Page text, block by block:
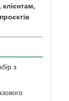
з